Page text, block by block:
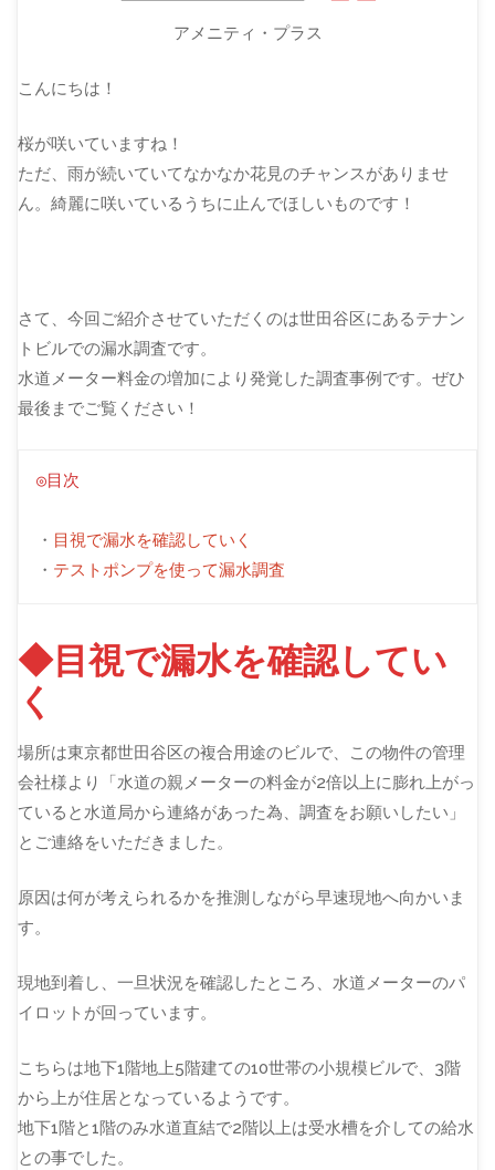
アメニティ・プラス
こんにちは！
桜が咲いていますね！
ただ、雨が続いていてなかなか花見のチャンスがありませ
ん。綺麗に咲いているうちに止んでほしいものです！
さて、今回ご紹介させていただくのは世田谷区にあるテナン
トビルでの漏水調査です。
水道メーター料金の増加により発覚した調査事例です。ぜひ
最後までご覧ください！
◎目次
・ 目視で漏水を確認していく
・ テストポンプを使って漏水調査
◆目視で漏水を確認してい
く
場所は東京都世田谷区の複合用途のビルで、この物件の管理
会社様より「水道の親メーターの料金が2倍以上に膨れ上がっ
ていると水道局から連絡があった為、調査をお願いしたい」
とご連絡をいただきました。
原因は何が考えられるかを推測しながら早速現地へ向かいま
す。
現地到着し、一旦状況を確認したところ、水道メーターのパ
イロットが回っています。
こちらは地下1階地上5階建ての10世帯の小規模ビルで、3階
から上が住居となっているようです。
地下1階と1階のみ水道直結で2階以上は受水槽を介しての給水
との事でした。